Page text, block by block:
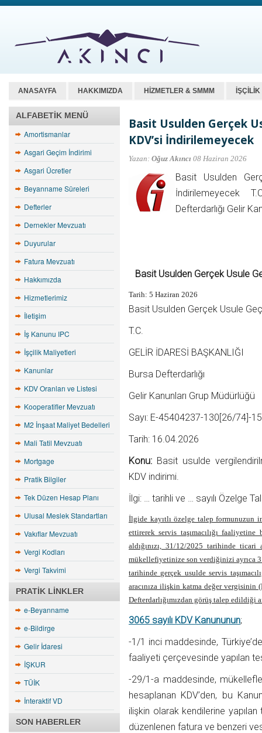
ANASAYFA HAKKIMIZDA HİZMETLER & SMMM
ALFABETIK MENÜ
Amortismanlar
Asgari Geçim İndirimi
Asgari Ücretler
Beyanname Süreleri
Defterler
Dernekler Mevzuatı
Duyurular
Fatura Mevzuatı
Hakkımızda
Hizmetlerimiz
İletişim
İş Kanunu IPC
İşçilik Maliyetleri
Kanunlar
KDV Oranları ve Listesi
Kooperatifler Mevzuatı
M2 İnşaat Maliyet Bedelleri
Mali Tatil Mevzuatı
Mortgage
Pratik Bilgiler
Tek Düzen Hesap Planı
Ulusal Meslek Standartları
Vakıflar Mevzuatı
Vergi Kodları
Vergi Takvimi
PRATIK LINKLER
e-Beyanname
e-Bildirge
Gelir İdaresi
İŞKUR
TÜİK
İnteraktif VD
SON HABERLER
Basit Usulden Gerçek
KDV’si İndirilemeyecek
Yazan: Oğuz Akıncı 08 Haziran 2026
Basit Usulden
İndirilemeyecek
Defterdarlığı Gelir
Basit Usulden Gerçek Usule
Tarih: 5 Haziran 2026
Basit Usulden Gerçek Usule
T.C.
GELİR İDARESİ BAŞKANLIĞI
Bursa Defterdarlığı
Gelir Kanunları Grup Müdürlüğü
Sayı: E-45404237-130[26/74]-
Tarih: 16.04.2026
Konu: Basit usulde
KDV indirimi.
İlgi: … tarihli ve … sayılı Özelge
İlgide kayıtlı özelge talep formunuzun
ettirerek servis taşımacılığı
aldığınızı, 31/12/2025 tarihinde
mükellefiyetinize son verdiğinizi ayrıca
tarihinde gerçek usulde servis
aracınıza ilişkin katma değer vergisinin
Defterdarlığımızdan görüş talep edildiği
3065 sayılı KDV Kanununun;
-1/1 inci maddesinde,
faaliyeti çerçevesinde yapılan
-29/1-a maddesinde,
hesaplanan KDV’den, bu
ilişkin olarak kendilerine
düzenlenen fatura ve benzeri